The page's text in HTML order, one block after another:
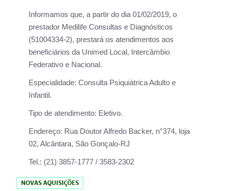
Informamos que, a partir do dia 01/02/2019, o
prestador Medilife Consultas e Diagnósticos
(51004334-2), prestará os atendimentos aos
beneficiários da Unimed Local, Intercâmbio
Federativo e Nacional.
Especialidade: Consulta Psiquiátrica Adulto e
Infantil.
Tipo de atendimento: Eletivo.
Endereço: Rua Doutor Alfredo Backer, n°374, loja
02, Alcântara, São Gonçalo-RJ
Tel.: (21) 3857-1777 / 3583-2302
NOVAS AQUISIÇÕES